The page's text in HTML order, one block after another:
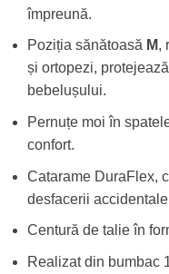
împreună.
Poziția sănătoasă M,
și ortopezi,
bebelușului.
Pernuțe moi în
confort.
Catarame DuraFlex,
desfacerii
Centură de talie în
Realizat din bumbac